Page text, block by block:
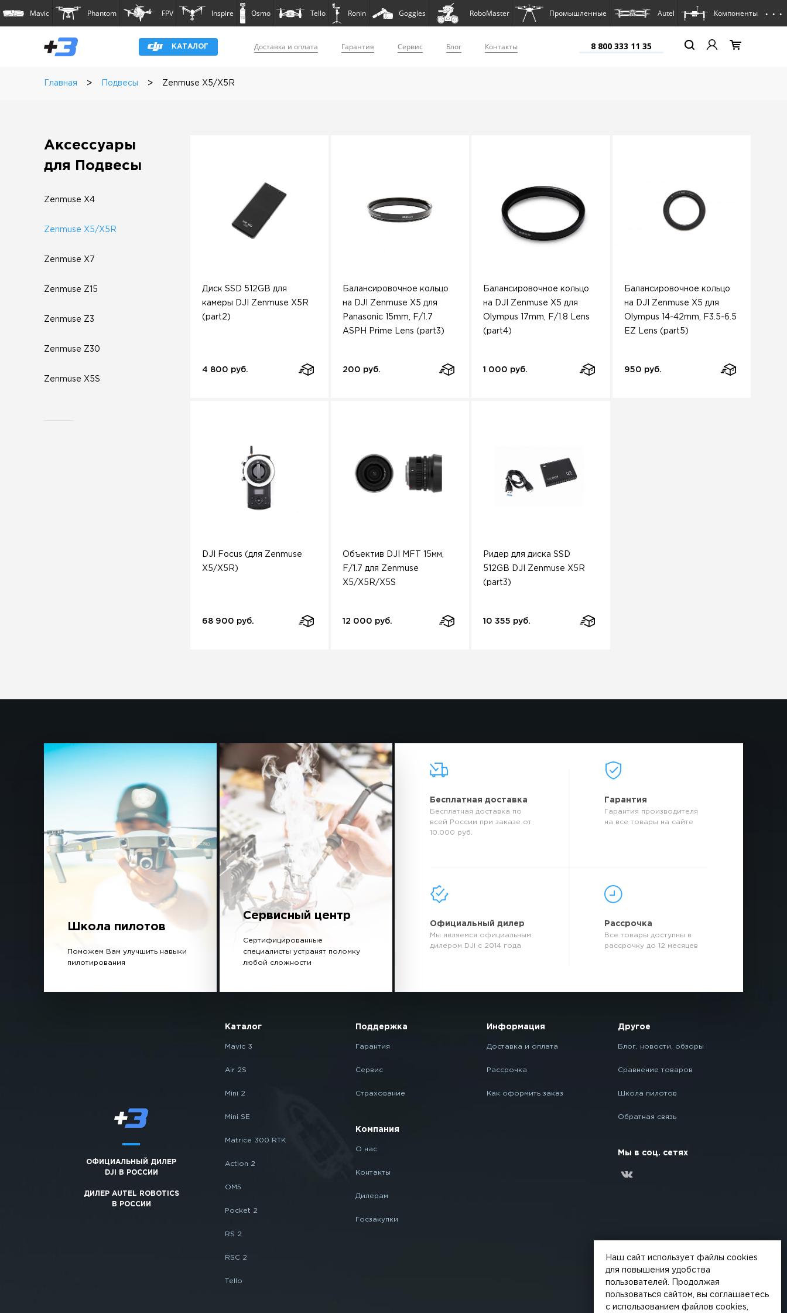
Mavic Phantom FPV Inspire Osmo Tello Ronin Goggles RoboMaster Промышленные Autel Компоненты . . .
КАТАЛОГ Доставка и оплата Гарантия Сервис Блог Контакты 8 800 333 11 35
Главная > Подвесы > Zenmuse X5/X5R
Аксессуары
для Подвесы
Zenmuse X4
Zenmuse X5/X5R
Zenmuse X7
Zenmuse Z15
Zenmuse Z3
Zenmuse Z30
Zenmuse X5S
Диск SSD 512GB для
камеры DJI Zenmuse X5R
(part2)
4 800 руб.
Балансировочное кольцо
на DJI Zenmuse X5 для
Panasonic 15mm, F/1.7
ASPH Prime Lens (part3)
200 руб.
Балансировочное кольцо
на DJI Zenmuse X5 для
Olympus 17mm, F/1.8 Lens
(part4)
1 000 руб.
Балансировочное кольцо
на DJI Zenmuse X5 для
Olympus 14-42mm, F3.5-6.5
EZ Lens (part5)
950 руб.
DJI Focus (для Zenmuse
X5/X5R)
68 900 руб.
Объектив DJI MFT 15мм,
F/1.7 для Zenmuse
X5/X5R/X5S
12 000 руб.
Ридер для диска SSD
512GB DJI Zenmuse X5R
(part3)
10 355 руб.
Школа пилотов
Поможем Вам улучшить навыки
пилотирования
Сервисный центр
Сертифицированные
специалисты устранят поломку
любой сложности
Бесплатная доставка
Бесплатная доставка по
всей России при заказе от
10.000 руб.
Гарантия
Гарантия производителя
на все товары на сайте
Официальный дилер
Мы являемся официальным
дилером DJI с 2014 года
Рассрочка
Все товары доступны в
рассрочку до 12 месяцев
ОФИЦИАЛЬНЫЙ ДИЛЕР
DJI В РОССИИ
ДИЛЕР AUTEL ROBOTICS
В РОССИИ
Каталог
Mavic 3
Air 2S
Mini 2
Mini SE
Matrice 300 RTK
Action 2
OM5
Pocket 2
RS 2
RSC 2
Tello
Поддержка
Гарантия
Сервис
Страхование
Компания
О нас
Контакты
Дилерам
Госзакупки
Информация
Доставка и оплата
Рассрочка
Как оформить заказ
Другое
Блог, новости, обзоры
Сравнение товаров
Школа пилотов
Обратная связь
Мы в соц. сетях
Наш сайт использует файлы cookies
для повышения удобства
пользователей. Продолжая
пользоваться сайтом, вы соглашаетесь
с использованием файлов cookies,